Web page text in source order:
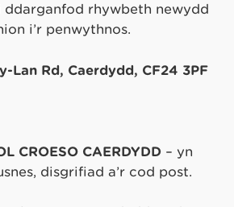
ddarganfod rhywbeth newydd
i’r penwythnos.
Lan Rd, Caerdydd, CF24 3PF
CROESO CAERDYDD – yn
disgrifiad a’r cod post.